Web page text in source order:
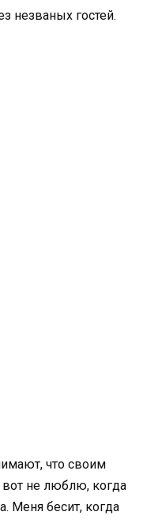
незваных гостей.
что своим
вот не люблю, когда
Меня бесит, когда